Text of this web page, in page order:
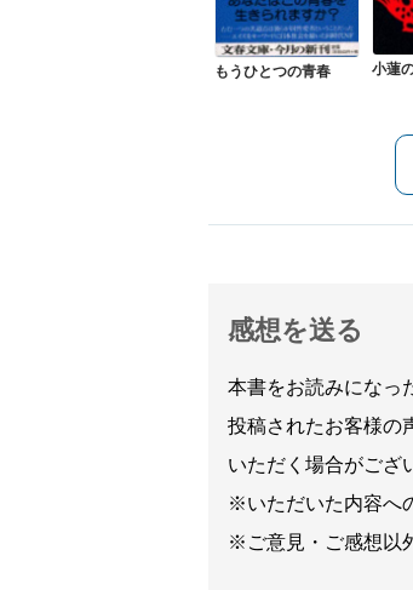
もうひとつの青春 小蓮
感想を送る
本書をお読みになっ
投稿されたお客様の
いただく場合がござ
※いただいた内容へ
※ご意見・ご感想以